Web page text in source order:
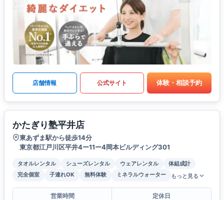
店舗情報 公式サイト 体験・相談予約
かたぎり塾平井店
東あずま駅から徒歩14分
東京都江戸川区平井4ー11ー4岡本ビルディング301
タオルレンタル シューズレンタル ウェアレンタル
体組成計
完全個室
子連れOK 無料体験 ミネラルウォーター もっと見る
営業時間
定休日